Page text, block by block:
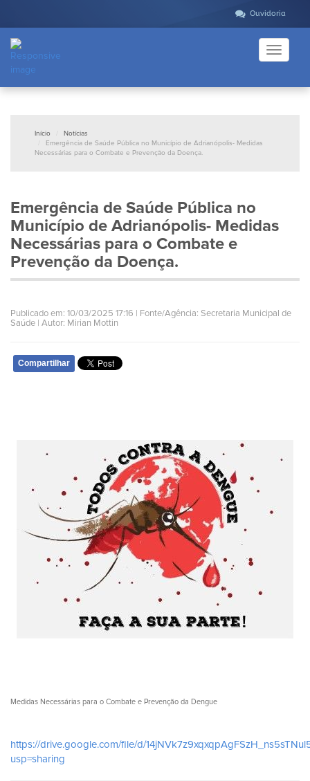
Ouvidoria
Toggle
Início
Notícias
Emergência de Saúde Pública no Município de Adrianópolis- Medidas
Necessárias para o Combate e Prevenção da Doença.
Emergência de Saúde Pública no
Município de Adrianópolis- Medidas
Necessárias para o Combate e
Prevenção da Doença.
Publicado em: 10/03/2025 17:16 | Fonte/Agência: Secretaria Municipal de
Saúde | Autor: Mirian Mottin
Compartilhar
Medidas Necessárias para o Combate e Prevenção da Dengue
https://drive.google.com/file/d/
usp=sharing